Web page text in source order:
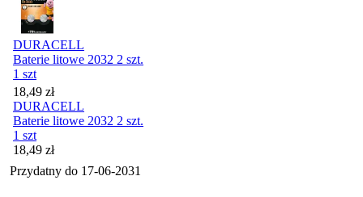
DURACELL
Baterie litowe 2032 2 szt.
1 szt
Cena
18,49 zł
DURACELL
Baterie litowe 2032 2 szt.
1 szt
Cena
18,49 zł
Przydatny do 17-06-2031